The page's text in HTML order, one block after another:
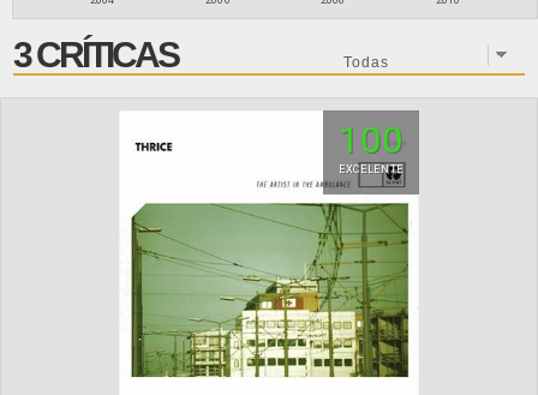
3 CRÍTICAS
100
EXCELENTE